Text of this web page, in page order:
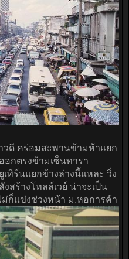
วดี คร่อมสะพานข้ามห้าแยก
อกตรงข้ามเซ็นทารา
ทิร์นแยกข้างล่างนี้แหละ วิ่ง
สร้างโทลล์เวย์ น่าจะเป็น
ม่ก็แข่งช่วงหน้า ม.หอการค้า